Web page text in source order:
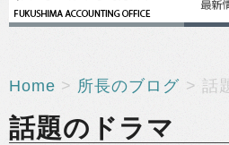
Home > 所長のブログ > 話
話題のドラマ